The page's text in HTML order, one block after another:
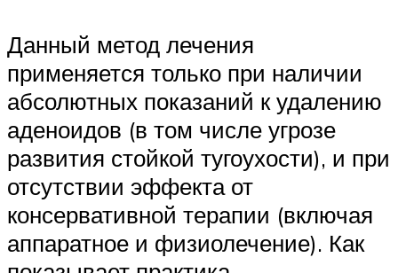
Данный метод лечения
применяется только при наличии
абсолютных показаний к удалению
аденоидов (в том числе угрозе
развития стойкой тугоухости), и при
отсутствии эффекта от
консервативной терапии (включая
аппаратное и физиолечение). Как